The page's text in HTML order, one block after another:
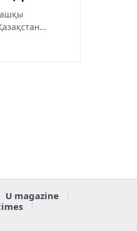
1200-
орын
қарасты
U magazine